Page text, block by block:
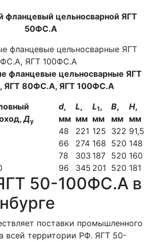
фланцевый цельносварной ЯГТ
50ФС.А
фланцевые цельносварные ЯГТ
ЯГТ 80ФС.А, ЯГТ 100ФС.А
Ду
d,
мм
L,
мм
L1,
мм
B,
мм
H,
мм
48 221 125 322 91,5
66 274 168 520 148
78 303 187 520 160
96 345 201 520 181
50-100ФС.А в
поставки промышленного
всей территории РФ. ЯГТ 50-